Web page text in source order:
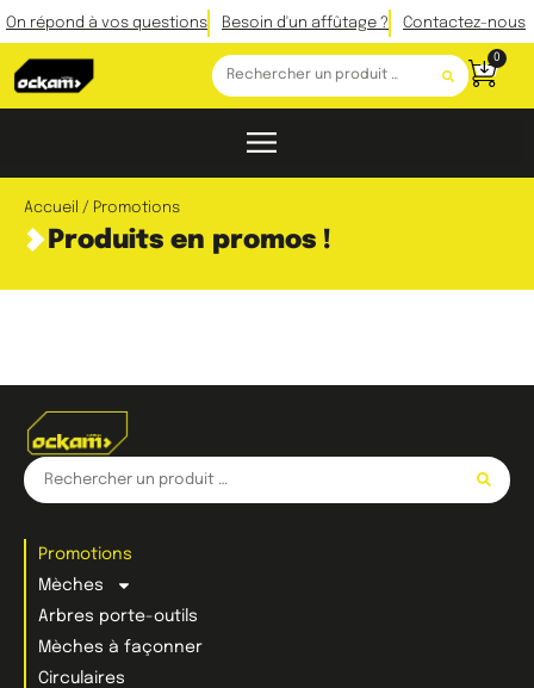
On répond à vos questions Besoin d'un affûtage ? Contactez-nous
0
Accueil / Promotions
Produits en promos !
Promotions
Mèches
Arbres porte-outils
Mèches à façonner
Circulaires